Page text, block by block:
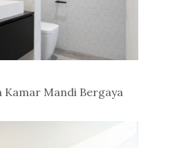
Kamar Mandi Bergaya